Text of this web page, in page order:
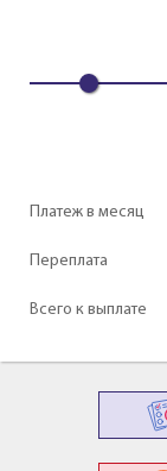
Платеж в месяц
Переплата
Всего к выплате